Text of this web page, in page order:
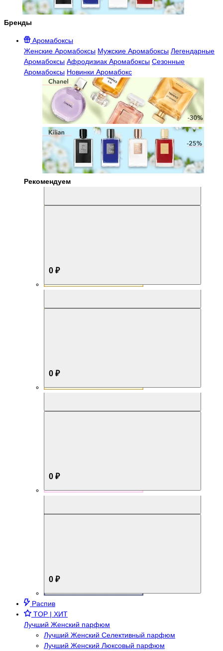
Бренды
Аромабоксы
Женские Аромабоксы Мужские Аромабоксы Легендарные
Аромабоксы Афродизиак Аромабоксы Сезонные
Аромабоксы Новинки Аромабокс
Рекомендуем
0 ₽
0 ₽
0 ₽
0 ₽
Распив
TOP | ХИТ
Лучший Женский парфюм
Лучший Женский Селективный парфюм
Лучший Женский Люксовый парфюм